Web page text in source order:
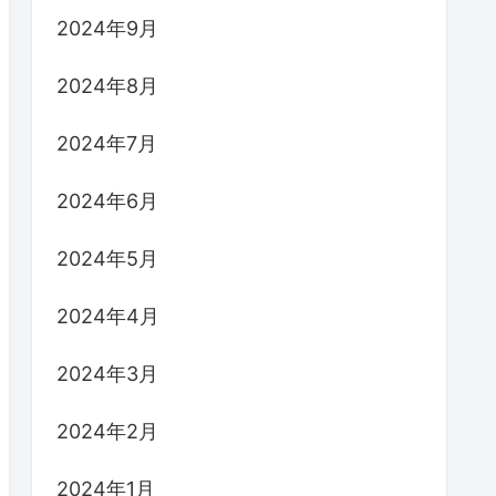
2024年9月
2024年8月
2024年7月
2024年6月
2024年5月
2024年4月
2024年3月
2024年2月
2024年1月